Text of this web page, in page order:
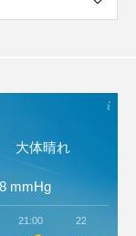
大体晴れ
mmHg
21:00 22:00